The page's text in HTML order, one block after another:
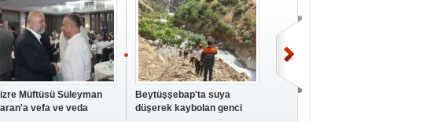
Müftüsü Süleyman
vefa ve veda
Beytüşşebap'ta suya
düşerek kaybolan genci